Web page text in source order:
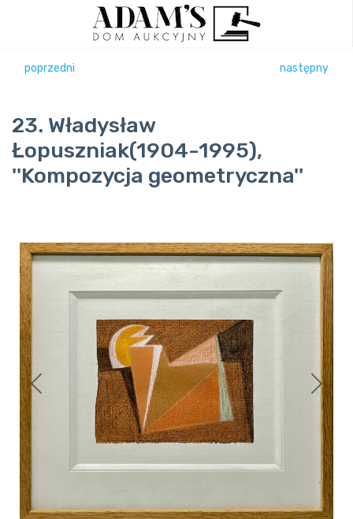
poprzedni następny
23. Władysław
Łopuszniak(1904-1995),
''Kompozycja geometryczna''
Previous Next